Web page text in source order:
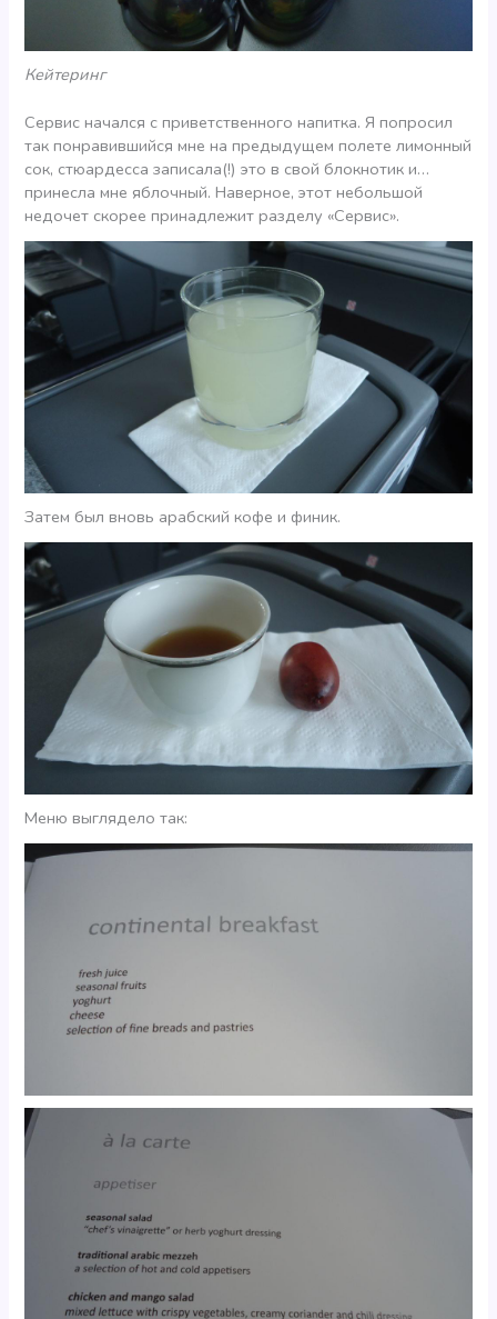
Кейтеринг
Сервис начался с приветственного напитка. Я попросил
так понравившийся мне на предыдущем полете лимонный
сок, стюардесса записала(!) это в свой блокнотик и…
принесла мне яблочный. Наверное, этот небольшой
недочет скорее принадлежит разделу «Сервис».
Затем был вновь арабский кофе и финик.
Меню выглядело так: